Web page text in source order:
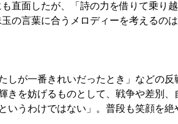
も直面したが、「詩の力を借りて乗り
の言葉に合うメロディーを考えるのは
が一番きれいだったとき」などの反
を妨げるものとして、戦争や差別
うわけではない」。普段も笑顔を